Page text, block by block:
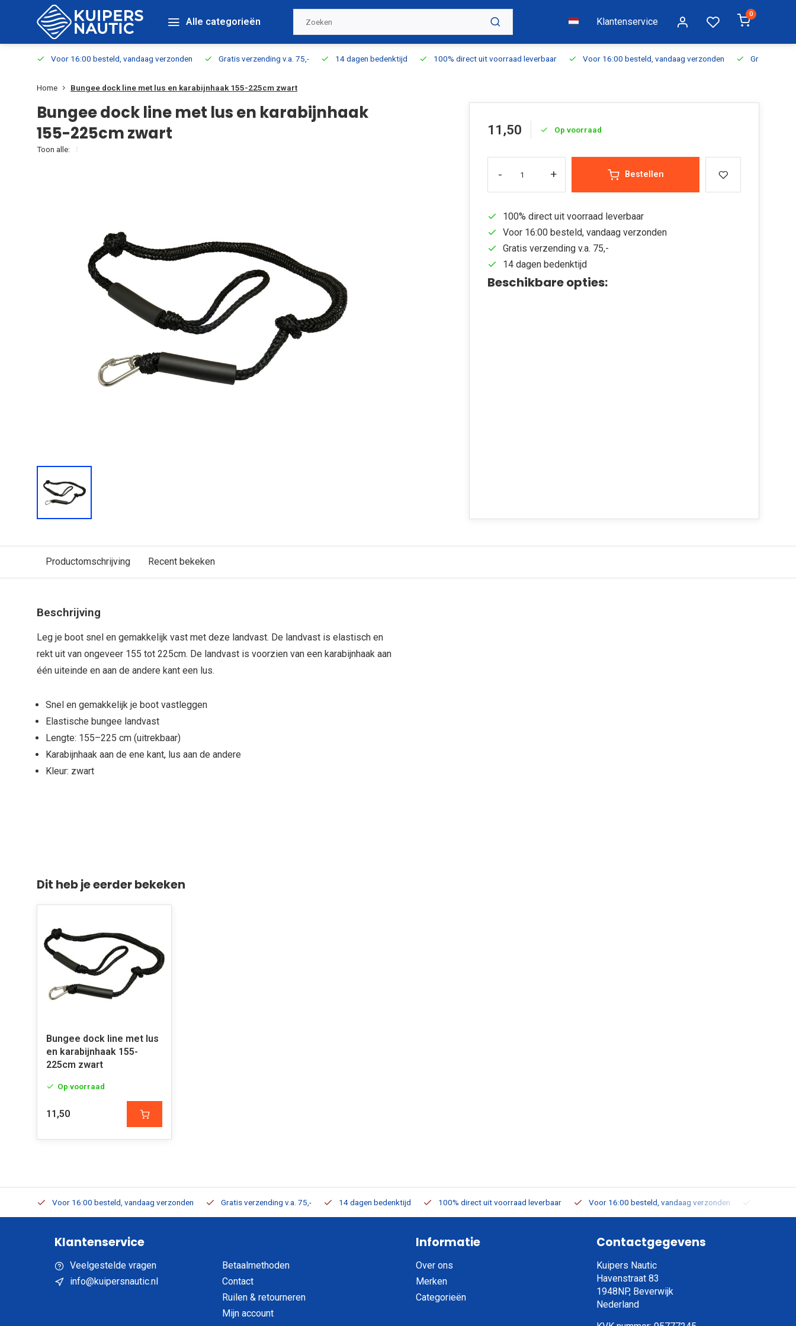
Alle categorieën Klantenservice
0
Voor 16:00 besteld, vandaag verzonden Gratis verzending v.a. 75,- 14 dagen bedenktijd 100% direct uit voorraad leverbaar Voor 16:00 besteld, vandaag verzonden Gratis
Home Bungee dock line met lus en karabijnhaak 155-225cm zwart
Bungee dock line met lus en karabijnhaak
155-225cm zwart
Toon alle:
11,50 Op voorraad
- + Bestellen
100% direct uit voorraad leverbaar
Voor 16:00 besteld, vandaag verzonden
Gratis verzending v.a. 75,-
14 dagen bedenktijd
Beschikbare opties:
Productomschrijving Recent bekeken
Beschrijving
Leg je boot snel en gemakkelijk vast met deze landvast. De landvast is elastisch en
rekt uit van ongeveer 155 tot 225cm. De landvast is voorzien van een karabijnhaak aan
één uiteinde en aan de andere kant een lus.
Snel en gemakkelijk je boot vastleggen
Elastische bungee landvast
Lengte: 155–225 cm (uitrekbaar)
Karabijnhaak aan de ene kant, lus aan de andere
Kleur: zwart
Dit heb je eerder bekeken
Bungee dock line met lus
en karabijnhaak 155-
225cm zwart
Op voorraad
11,50
Voor 16:00 besteld, vandaag verzonden Gratis verzending v.a. 75,- 14 dagen bedenktijd 100% direct uit voorraad leverbaar Voor 16:00 besteld, vandaag verzonden
Klantenservice
Veelgestelde vragen
info@kuipersnautic.nl
Betaalmethoden
Contact
Ruilen & retourneren
Mijn account
Informatie
Over ons
Merken
Categorieën
Contactgegevens
Kuipers Nautic
Havenstraat 83
1948NP, Beverwijk
Nederland